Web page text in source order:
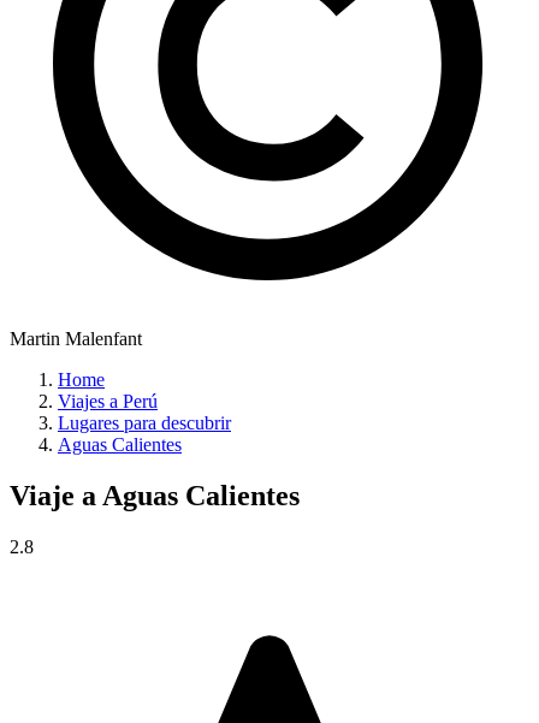
Martin Malenfant
Home
Viajes a Perú
Lugares para descubrir
Aguas Calientes
Viaje aAguas Calientes
2.8